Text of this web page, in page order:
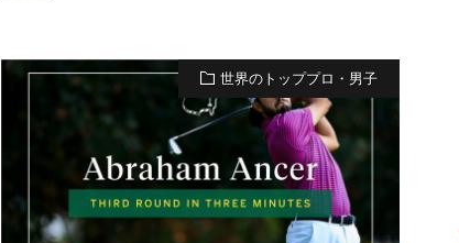
世界のトッププロ・男子